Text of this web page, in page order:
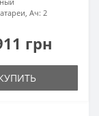
Ач: 2
грн